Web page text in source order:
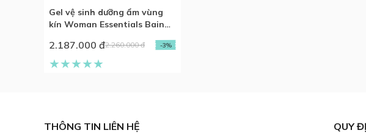
Gel vệ sinh dưỡng ẩm vùng
kín Woman Essentials Bain
2.187.000 đ2.260.000 đ -3%
THÔNG TIN LIÊN HỆ QUY